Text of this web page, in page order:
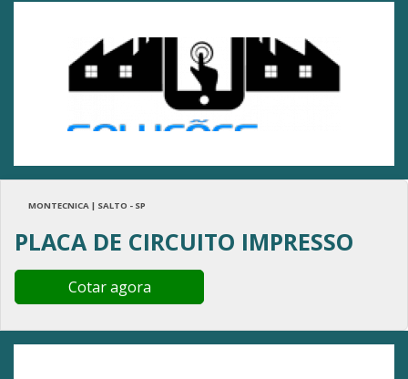
MONTECNICA | SALTO - SP
PLACA DE CIRCUITO IMPRESSO
Cotar agora